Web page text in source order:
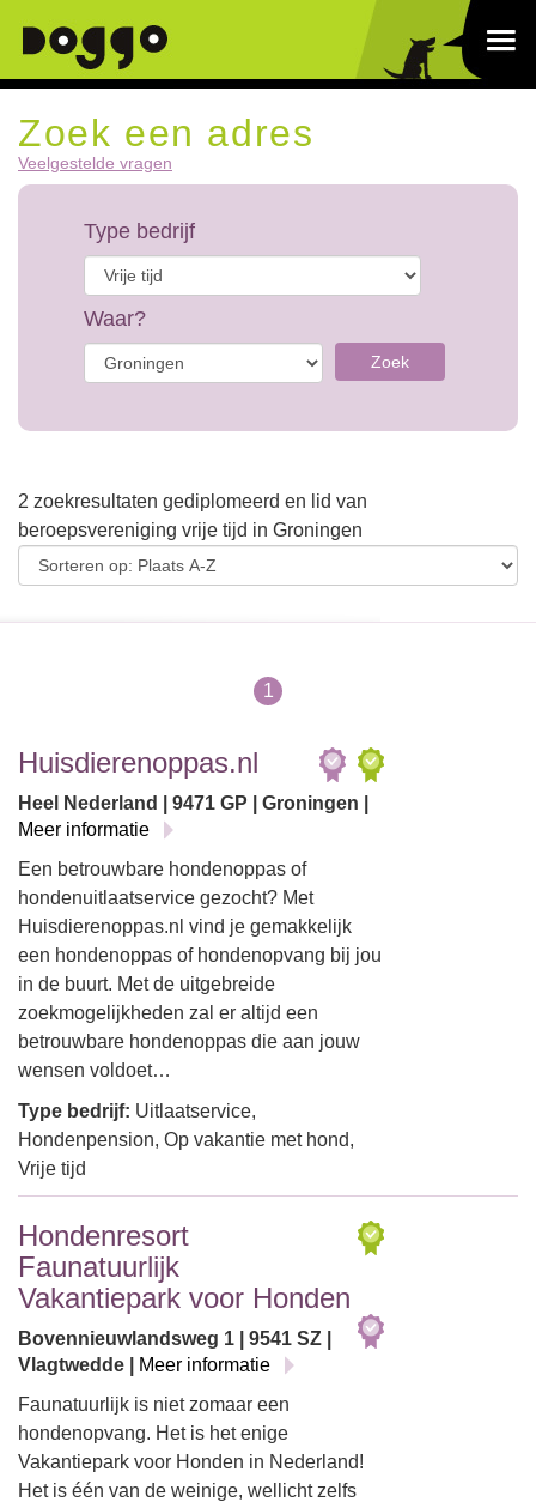
Zoek een adres
Veelgestelde vragen
Type bedrijf
Waar?
Zoek
2 zoekresultaten gediplomeerd en lid van
beroepsvereniging vrije tijd in Groningen
1
Huisdierenoppas.nl
Heel Nederland | 9471 GP | Groningen |
Meer informatie
Een betrouwbare hondenoppas of
hondenuitlaatservice gezocht? Met
Huisdierenoppas.nl vind je gemakkelijk
een hondenoppas of hondenopvang bij jou
in de buurt. Met de uitgebreide
zoekmogelijkheden zal er altijd een
betrouwbare hondenoppas die aan jouw
wensen voldoet…
Type bedrijf: Uitlaatservice,
Hondenpension, Op vakantie met hond,
Vrije tijd
Hondenresort
Faunatuurlijk
Vakantiepark voor Honden
Bovennieuwlandsweg 1 | 9541 SZ |
Vlagtwedde |
Meer informatie
Faunatuurlijk is niet zomaar een
hondenopvang. Het is het enige
Vakantiepark voor Honden in Nederland!
Het is één van de weinige, wellicht zelfs